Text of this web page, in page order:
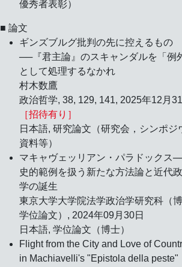
優秀者表彰）
■ 論文
ギンズブルグ批判の先に控えるもの
──『君主論』のスキャンダルを「例
として処理するなかれ
村木数鷹
政治哲学, 38, 129, 141, 2025年12月
［招待有り］
日本語, 研究論文（研究会，シンポジ
資料等）
マキャヴェッリアン・パラドックス
史的範例を扱う新たな方法論と近代
学の誕生
東京大学大学院法学政治学研究科（
学位論文）, 2024年09月30日
日本語, 学位論文（博士）
Flight from the City and Love of
in Machiavelli's "Epistola della peste"